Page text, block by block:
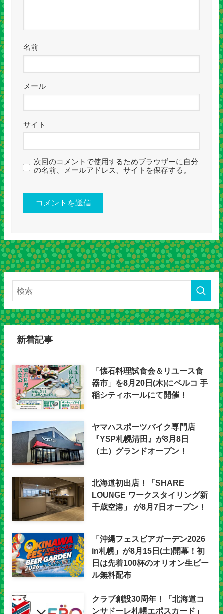
名前
メール
サイト
次回のコメントで使用するためブラウザーに自分
の名前、メールアドレス、サイトを保存する。
新着記事
「懐石料理試食会＆リユース食
器市」を8月20日(木)にベルコ 手
稲シティホールにて開催！
ヤマハスポーツバイク専門店
『YSP札幌清田』が8月8日
（土）グランドオープン！
北海道初出店！「SHARE
LOUNGE ワークスタイリング新
千歳空港」 が8月7日オープン！
「沖縄フェスビアガーデン2026
in札幌」が8月15日(土)開幕！初
日は先着100杯のオリオン生ビー
ル無料配布
クラブ創設30周年！「北海道コ
ンサドーレ札幌エポスカード」